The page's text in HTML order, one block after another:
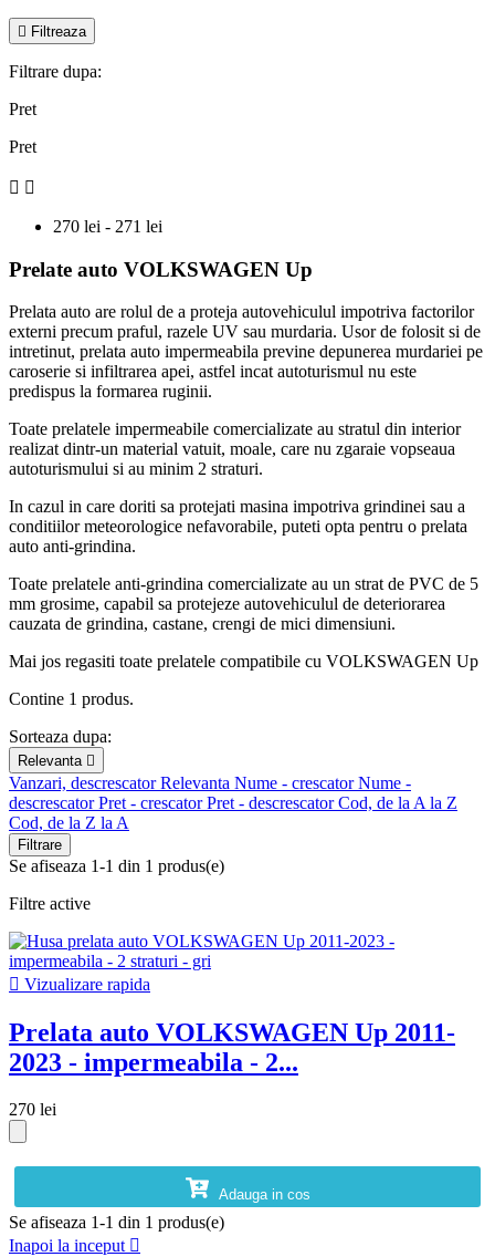
 Filtreaza
Filtrare dupa:
Pret
Pret
 
270 lei - 271 lei
Prelate auto VOLKSWAGEN Up
Prelata auto are rolul de a proteja autovehiculul impotriva factorilor
externi precum praful, razele UV sau murdaria. Usor de folosit si de
intretinut, prelata auto impermeabila previne depunerea murdariei pe
caroserie si infiltrarea apei, astfel incat autoturismul nu este
predispus la formarea ruginii.
Toate prelatele impermeabile comercializate au stratul din interior
realizat dintr-un material vatuit, moale, care nu zgaraie vopseaua
autoturismului si au minim 2 straturi.
In cazul in care doriti sa protejati masina impotriva grindinei sau a
conditiilor meteorologice nefavorabile, puteti opta pentru o prelata
auto anti-grindina.
Toate prelatele anti-grindina comercializate au un strat de PVC de 5
mm grosime, capabil sa protejeze autovehiculul de deteriorarea
cauzata de grindina, castane, crengi de mici dimensiuni.
Mai jos regasiti toate prelatele compatibile cu VOLKSWAGEN Up
Contine 1 produs.
Sorteaza dupa:
Relevanta 
Vanzari, descrescatorRelevanta Nume - crescatorNume -
descrescatorPret - crescatorPret - descrescatorCod, de la A la Z
Cod, de la Z la A
Filtrare
Se afiseaza 1-1 din 1 produs(e)
Filtre active
 Vizualizare rapida
Prelata auto VOLKSWAGEN Up 2011-
2023 - impermeabila - 2...
270 lei
Adauga in cos
Se afiseaza 1-1 din 1 produs(e)
Inapoi la inceput 